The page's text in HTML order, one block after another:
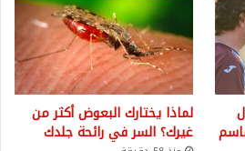
لماذا يختارك البعوض أكثر من
غيرك؟ السر في رائحة جلدك